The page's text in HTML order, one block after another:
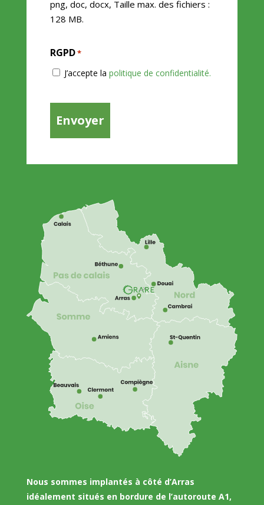
png, doc, docx, Taille max. des fichiers :
128 MB.
RGPD*
J’accepte la politique de confidentialité.
Nous sommes implantés à côté d’Arras
idéalement situés en bordure de l’autoroute A1,